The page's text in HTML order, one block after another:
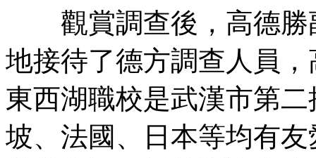
觀賞調查後，高德勝
地接待了德方調查人員
東西湖職校是武漢市第
坡、法國、日本等均有